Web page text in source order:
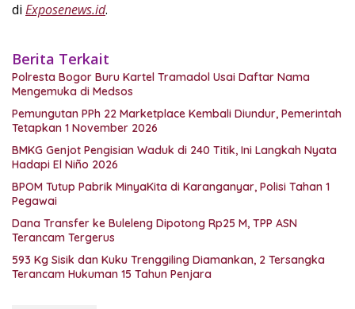
di Exposenews.id.
Berita Terkait
Polresta Bogor Buru Kartel Tramadol Usai Daftar Nama
Mengemuka di Medsos
Pemungutan PPh 22 Marketplace Kembali Diundur, Pemerintah
Tetapkan 1 November 2026
BMKG Genjot Pengisian Waduk di 240 Titik, Ini Langkah Nyata
Hadapi El Niño 2026
BPOM Tutup Pabrik MinyaKita di Karanganyar, Polisi Tahan 1
Pegawai
Dana Transfer ke Buleleng Dipotong Rp25 M, TPP ASN
Terancam Tergerus
593 Kg Sisik dan Kuku Trenggiling Diamankan, 2 Tersangka
Terancam Hukuman 15 Tahun Penjara